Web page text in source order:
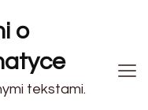
o
tekstami.